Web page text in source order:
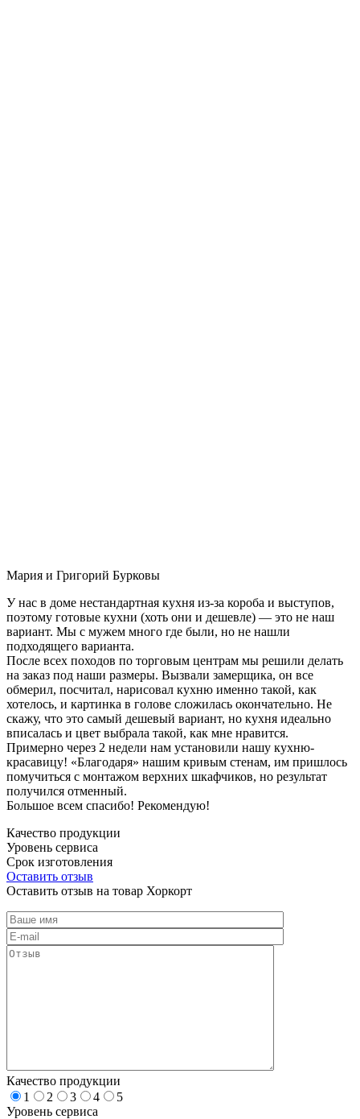
Мария и Григорий Бурковы
У нас в доме нестандартная кухня из-за короба и выступов,
поэтому готовые кухни (хоть они и дешевле) — это не наш
вариант. Мы с мужем много где были, но не нашли
подходящего варианта.
После всех походов по торговым центрам мы решили делать
на заказ под наши размеры. Вызвали замерщика, он все
обмерил, посчитал, нарисовал кухню именно такой, как
хотелось, и картинка в голове сложилась окончательно. Не
скажу, что это самый дешевый вариант, но кухня идеально
вписалась и цвет выбрала такой, как мне нравится.
Примерно через 2 недели нам установили нашу кухню-
красавицу! «Благодаря» нашим кривым стенам, им пришлось
помучиться с монтажом верхних шкафчиков, но результат
получился отменный.
Большое всем спасибо! Рекомендую!
Качество продукции
Уровень сервиса
Срок изготовления
Оставить отзыв
Оставить отзыв на товар Хоркорт
Качество продукции
1
2 3 4
5
Уровень сервиса